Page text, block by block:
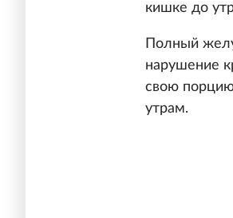
кишке до
Полный
нарушение
свою
утрам.